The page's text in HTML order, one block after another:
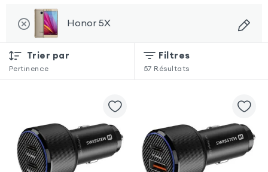
Honor 5X
Trier par
Pertinence
Filtres
57 Résultats